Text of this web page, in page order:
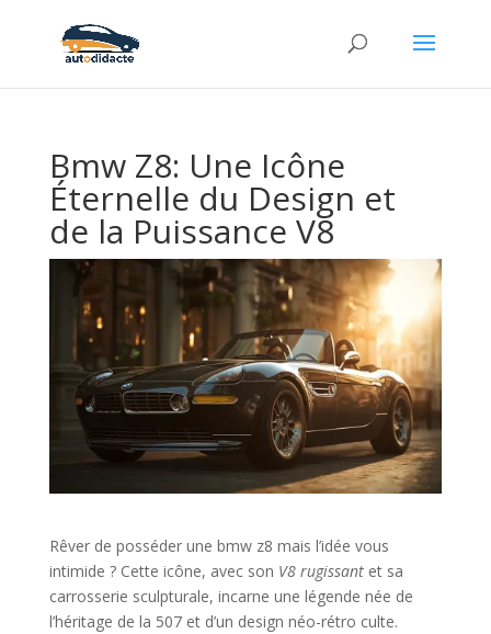
Bmw Z8: Une Icône
Éternelle du Design et
de la Puissance V8
Rêver de posséder une bmw z8 mais l’idée vous
intimide ? Cette icône, avec son V8 rugissantet sa
carrosserie sculpturale, incarne une légende née de
l’héritage de la 507 et d’un design néo-rétro culte.